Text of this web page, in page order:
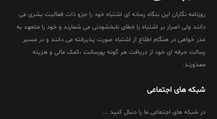
روزنامه نگاران این بنگاه رسانه ای اشتباه خود را جزو ذات فعالیت بشری می
دانند ولی اصرار بر اشتباه را خطای نابخشودنی می شمارند و خود را متعهد به
عذر خواهی در هنگام اطلاع از اشتباه صورت پذیرفته می دانند و در مسیر
رسالت حرفه ای خود از دریافت هر گونه پورسانت ،کمک مالی و هزینه
معذورند.
شبکه های اجتماعی
در شبکه های اجتماعی ما را دنبال کنید ...